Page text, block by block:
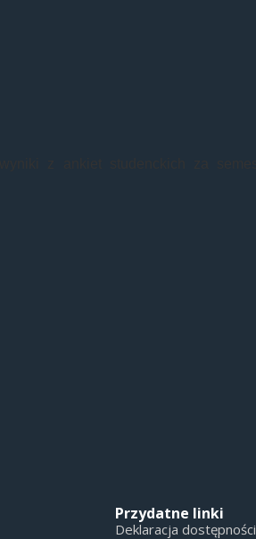
Przydatne linki
Deklaracja dostępności